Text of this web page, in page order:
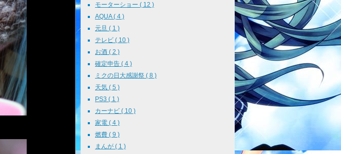
モーターショー ( 12 )
AQUA ( 4 )
元旦 ( 1 )
テレビ ( 10 )
お酒 ( 2 )
確定申告 ( 4 )
ミクの日大感謝祭 ( 8 )
天気 ( 5 )
PS3 ( 1 )
カーナビ ( 10 )
家電 ( 4 )
燃費 ( 9 )
まんが ( 1 )